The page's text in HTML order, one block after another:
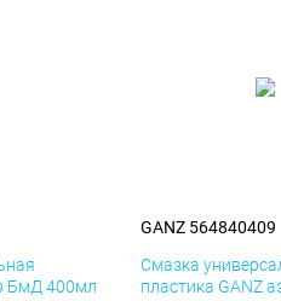
БмД 400мл
GANZ 564840409
Смазка
пластика GANZ